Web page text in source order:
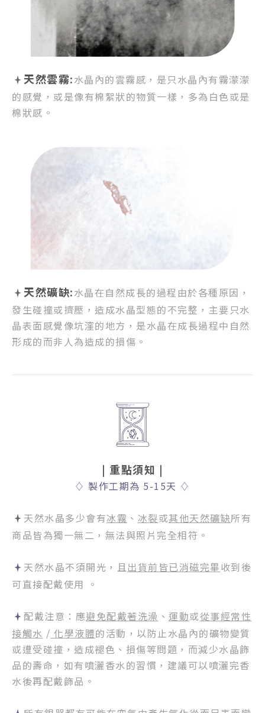
天然雲霧:水晶內的雲霧感， 是只水晶內有霧濛濛
的感覺， 或是像有棉絮狀的物質一樣， 多為白色或是
棉狀感。
天然礦缺:水晶在自然成長的過程由於各種原因，
發生碰撞或擠壓， 造成水晶型態的不完整， 主要只水
晶表面感覺像坑漥的地方， 是水晶在成長過程中自然
形成的而非人為造成的損傷。
| 重點須知 |
♢ 製作工期為 5-15天 ♢
天然水晶多少會有冰霧 、 冰裂或其他天然礦缺所有
商品皆為獨一無二，無法與照片完全相符。
天然水晶不須開光，且出貨前皆已消磁完畢收到後
可直接配戴使用 。
配戴注意：應避免配戴著洗澡 、 運動或從事經常性
接觸水 / 化學液體的活動，以防止水晶內的礦物變質
或遭受碰撞，造成褪色、損傷等問題，而減少水晶飾
品的壽命，如有噴灑香水的習慣，建議可以噴灑完香
水後再配戴飾品。